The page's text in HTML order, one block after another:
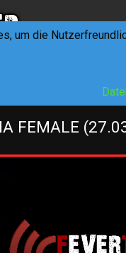
FEMALE
um die